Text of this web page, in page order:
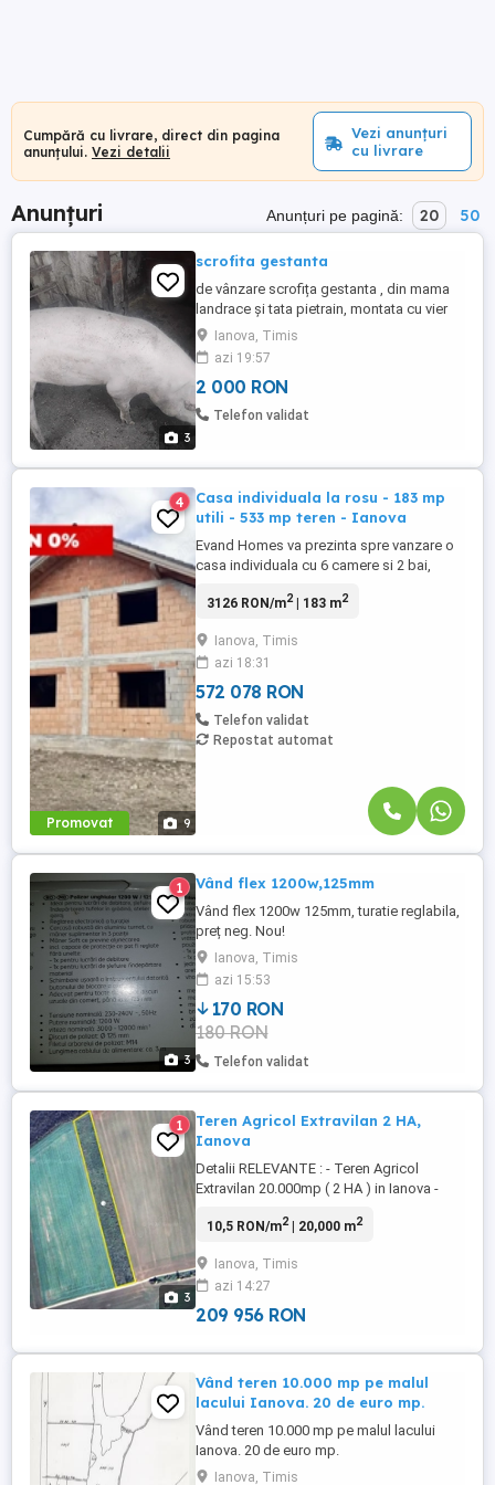
Cumpără cu livrare, direct din pagina
anunțului. Vezi detalii
Vezi anunțuri
cu livrare
Anunțuri Anunțuri pe pagină: 20 50
3
scrofita gestanta
de vânzare scrofița gestanta , din mama
landrace și tata pietrain, montata cu vier
pietrainIanova, Timis
azi 19:57
2 000 RON
Telefon validat
Promovat 9
4
Casa individuala la rosu - 183 mp
utili - 533 mp teren - Ianova
Evand Homes va prezinta spre vanzare o
casa individuala cu 6 camere si 2 bai,
biserica. Proprietatea are o suprafata utila
construita in 2024, pe structura de beton +
caramida. Compartimentare: - Parter: 2
dormitoare, living, baie ...
3126 RON/m2| 183 m2
Ianova, Timis
azi 18:31
572 078 RON
Telefon validat
Repostat automat
3
1 Vând flex 1200w,125mm
Vând flex 1200w 125mm, turatie reglabila,
preț neg. Nou!
Ianova, Timis
azi 15:53
170 RON
180 RON
Telefon validat
3
1
Teren Agricol Extravilan 2 HA,
Ianova
Detalii RELEVANTE : - Teren Agricol
Extravilan 20.000mp ( 2 HA ) in Ianova -
- Pe teren s-au plantat aproximativ 6000
afla intr-o stare neingrijita Pretul cerut de
proprietar este de 40.000 EUR Negociabil
Time for ...
10,5 RON/m2| 20,000 m2
Ianova, Timis
azi 14:27
209 956 RON
Vând teren 10.000 mp pe malul
lacului Ianova. 20 de euro mp.
Vând teren 10.000 mp pe malul lacului
Ianova. 20 de euro mp.
Ianova, Timis